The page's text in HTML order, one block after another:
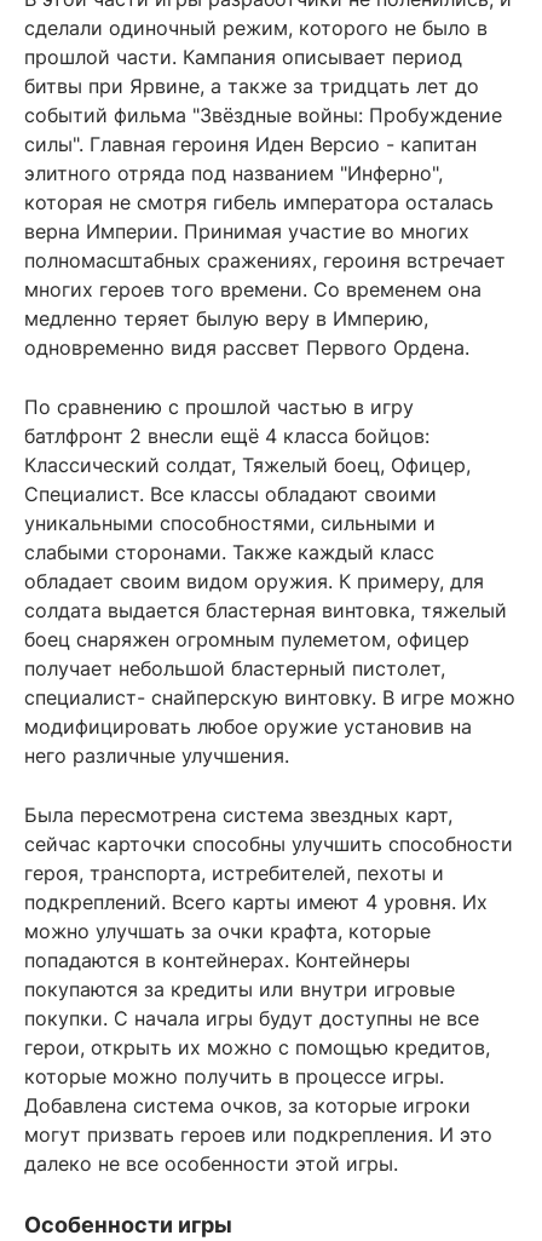
сделали одиночный режим, которого не было в
прошлой части. Кампания описывает период
битвы при Ярвине, а также за тридцать лет до
событий фильма "Звёздные войны: Пробуждение
силы". Главная героиня Иден Версио - капитан
элитного отряда под названием "Инферно",
которая не смотря гибель императора осталась
верна Империи. Принимая участие во многих
полномасштабных сражениях, героиня встречает
многих героев того времени. Со временем она
медленно теряет былую веру в Империю,
одновременно видя рассвет Первого Ордена.
По сравнению с прошлой частью в игру
батлфронт 2 внесли ещё 4 класса бойцов:
Классический солдат, Тяжелый боец, Офицер,
Специалист. Все классы обладают своими
уникальными способностями, сильными и
слабыми сторонами. Также каждый класс
обладает своим видом оружия. К примеру, для
солдата выдается бластерная винтовка, тяжелый
боец снаряжен огромным пулеметом, офицер
получает небольшой бластерный пистолет,
специалист- снайперскую винтовку. В игре можно
модифицировать любое оружие установив на
него различные улучшения.
Была пересмотрена система звездных карт,
сейчас карточки способны улучшить способности
героя, транспорта, истребителей, пехоты и
подкреплений. Всего карты имеют 4 уровня. Их
можно улучшать за очки крафта, которые
попадаются в контейнерах. Контейнеры
покупаются за кредиты или внутри игровые
покупки. С начала игры будут доступны не все
герои, открыть их можно с помощью кредитов,
которые можно получить в процессе игры.
Добавлена система очков, за которые игроки
могут призвать героев или подкрепления. И это
далеко не все особенности этой игры.
Особенности игры